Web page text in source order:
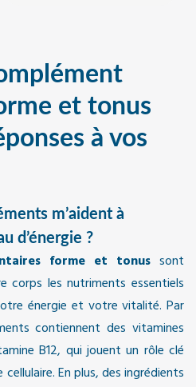
et tonus
à vos
m’aident à
d’énergie ?
forme et tonus sont
corps les nutriments essentiels
énergie et votre vitalité. Par
contiennent des vitamines
B12, qui jouent un rôle clé
En plus, des ingrédients